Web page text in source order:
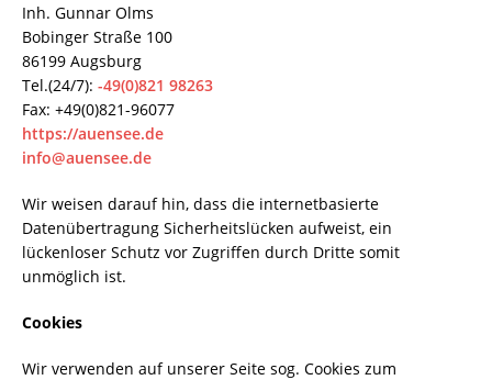
Inh. Gunnar Olms
Bobinger Straße 100
86199 Augsburg
Tel.(24/7): -49(0)821 98263
Fax: +49(0)821-96077
https://auensee.de
info@auensee.de
Wir weisen darauf hin, dass die internetbasierte
Datenübertragung Sicherheitslücken aufweist, ein
lückenloser Schutz vor Zugriffen durch Dritte somit
unmöglich ist.
Cookies
Wir verwenden auf unserer Seite sog. Cookies zum